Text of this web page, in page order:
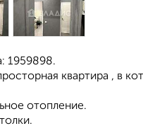
1959898.
квартира , в
отопление.